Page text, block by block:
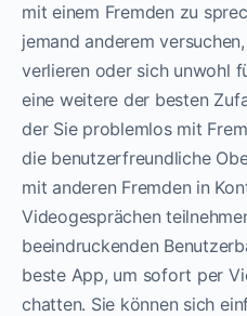
mit einem Fremden zu
jemand anderem
verlieren oder sich unwohl
eine weitere der besten
der Sie problemlos mit
die benutzerfreundliche
mit anderen Fremden in
Videogesprächen
beeindruckenden
beste App, um sofort per
chatten. Sie können sich